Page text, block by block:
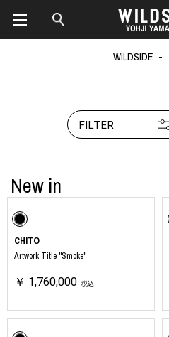
WILDSIDE
FILTER
New in
CHITO
Artwork Title "Smoke"
￥ 1,760,000 税込